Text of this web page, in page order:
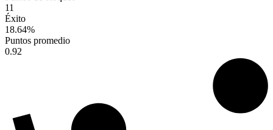
11
Éxito
18.64%
Puntos promedio
0.92